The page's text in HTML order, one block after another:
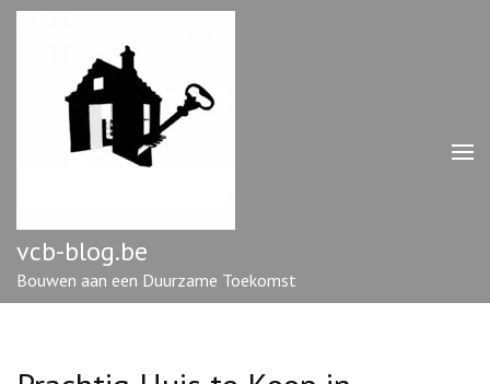
Ga
vcb-blog.be
Bouwen aan een Duurzame Toekomst